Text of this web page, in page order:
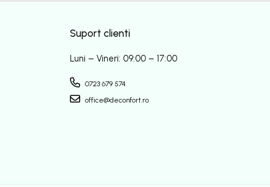
Suport clienti
Luni – Vineri: 09:00 – 17:00
0723 679 574
office@deconfort.ro